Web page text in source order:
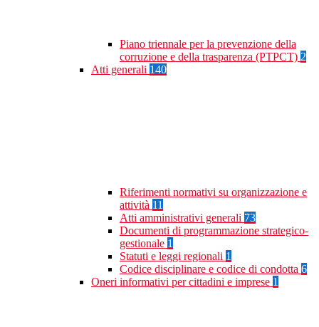
Piano triennale per la prevenzione della
corruzione e della trasparenza (PTPCT) 2
Atti generali 140
Riferimenti normativi su organizzazione e
attività 11
Atti amministrativi generali 73
Documenti di programmazione strategico-
gestionale 1
Statuti e leggi regionali 1
Codice disciplinare e codice di condotta 6
Oneri informativi per cittadini e imprese 1